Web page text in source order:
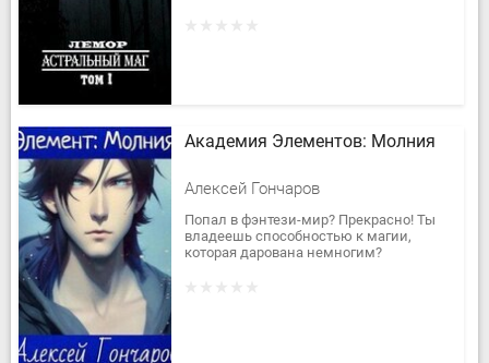
Академия Элементов: Молния
Алексей Гончаров
Попал в фэнтези-мир? Прекрасно! Ты
владеешь способностью к магии,
которая дарована немногим?